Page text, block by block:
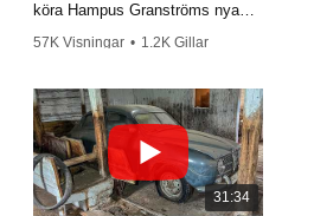
köra Hampus Granströms nya
57K Visningar • 1.2K Gillar
31:34